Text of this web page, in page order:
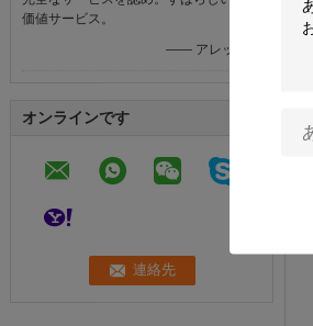
価値サービス。
—— アレックス
オンラインです